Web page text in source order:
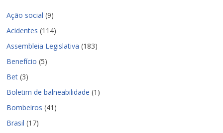
Ação social (9)
Acidentes (114)
Assembleia Legislativa (183)
Benefício (5)
Bet (3)
Boletim de balneabilidade (1)
Bombeiros (41)
Brasil (17)